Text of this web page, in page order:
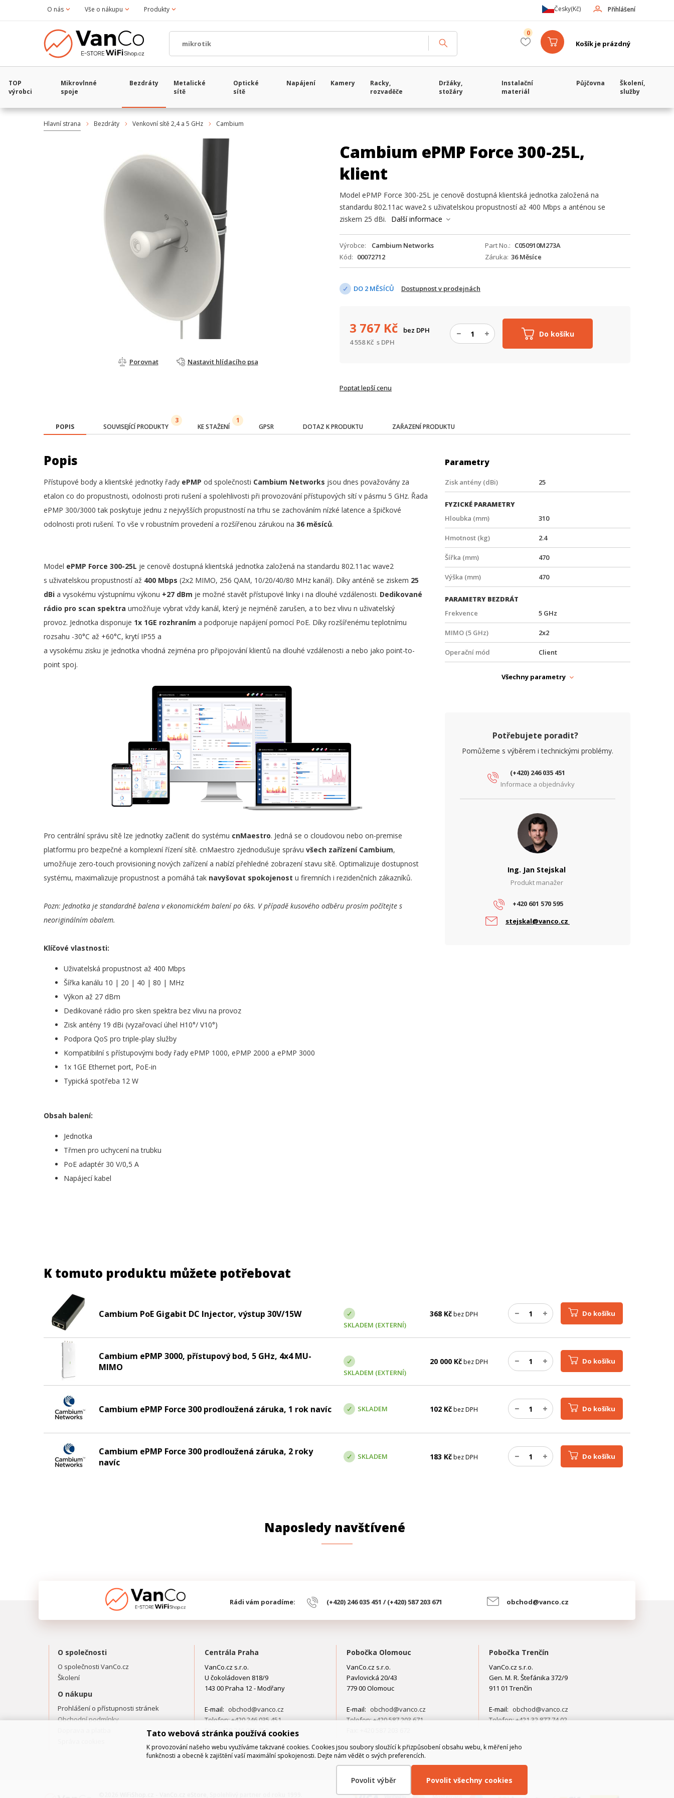
O nás Vše o nákupu Produkty Přihlášení
Česky(Kč)
Košík je prázdný
0
TOP
výrobci
Mikrovlnné
spoje
Bezdráty
Metalické
sítě
Optické
sítě
Napájení Kamery
Racky,
rozvaděče
Držáky,
stožáry
Instalační
materiál
Půjčovna
Školení,
služby
Hlavní strana Bezdráty Venkovní sítě 2,4 a 5 GHz Cambium
Porovnat Nastavit hlídacího psa
Cambium ePMP Force 300-25L,
klient
Model ePMP Force 300-25L je cenově dostupná klientská jednotka založená na
standardu 802.11ac wave2 s uživatelskou propustností až 400 Mbps a anténou se
ziskem 25 dBi.
Další informace
Výrobce Cambium Networks Part No.
C050910M273A
Kód
00072712 Záruka 36 Měsíce
DO 2 MĚSÍCŮ Dostupnost v prodejnách
Do košíku
3 767 Kč
bez DPH
4 558Kč s DPH
Poptat lepší cenu
POPIS SOUVISEJÍCÍ PRODUKTY
3
KE STAŽENÍ
1
GPSR DOTAZ K PRODUKTU ZAŘAZENÍ PRODUKTU
Popis
Přístupové body a klientské jednotky řady ePMP od společnosti Cambium Networks jsou dnes považovány za
etalon co do propustnosti, odolnosti proti rušení a spolehlivosti při provozování přístupových sítí v pásmu 5 GHz. Řada
ePMP 300/3000 tak poskytuje jednu z nejvyšších propustností na trhu se zachováním nízké latence a špičkové
odolnosti proti rušení. To vše v robustním provedení a rozšířenou zárukou na 36 měsíců.
Model ePMP Force 300-25L je cenově dostupná klientská jednotka založená na standardu 802.11ac wave2
s uživatelskou propustností až 400 Mbps (2x2 MIMO, 256 QAM, 10/20/40/80 MHz kanál). Díky anténě se ziskem 25
dBi a vysokému výstupnímu výkonu +27 dBm je možné stavět přístupové linky i na dlouhé vzdálenosti. Dedikované
rádio pro scan spektra umožňuje vybrat vždy kanál, který je nejméně zarušen, a to bez vlivu n uživatelský
provoz. Jednotka disponuje 1x 1GE rozhraním a podporuje napájení pomocí PoE. Díky rozšířenému teplotnímu
rozsahu -30°C až +60°C, krytí IP55 a
a vysokému zisku je jednotka vhodná zejména pro připojování klientů na dlouhé vzdálenosti a nebo jako point-to-
point spoj.
Pro centrální správu sítě lze jednotky začlenit do systému cnMaestro. Jedná se o cloudovou nebo on-premise
platformu pro bezpečné a komplexní řízení sítě. cnMaestro zjednodušuje správu všech zařízení Cambium,
umožňuje zero-touch provisioning nových zařízení a nabízí přehledné zobrazení stavu sítě. Optimalizuje dostupnost
systému, maximalizuje propustnost a pomáhá tak navyšovat spokojenost u firemních i rezidenčních zákazníků.
Pozn: Jednotka je standardně balena v ekonomickém balení po 6ks. V případě kusového odběru prosím počítejte s
neoriginálním obalem.
Klíčové vlastnosti:
Uživatelská propustnost až 400 Mbps
Šířka kanálu 10 | 20 | 40 | 80 | MHz
Výkon až 27 dBm
Dedikované rádio pro sken spektra bez vlivu na provoz
Zisk antény 19 dBi (vyzařovací úhel H10°/ V10°)
Podpora QoS pro triple-play služby
Kompatibilní s přístupovými body řady ePMP 1000, ePMP 2000 a ePMP 3000
1x 1GE Ethernet port, PoE-in
Typická spotřeba 12 W
Obsah balení:
Jednotka
Třmen pro uchycení na trubku
PoE adaptér 30 V/0,5 A
Napájecí kabel
Parametry
Zisk antény (dBi) 25
FYZICKÉ PARAMETRY
Hloubka (mm)
310
Hmotnost (kg) 2.4
Šířka (mm) 470
Výška (mm) 470
PARAMETRY BEZDRÁT
Frekvence
5 GHz
MIMO (5 GHz) 2x2
Operační mód Client
Počet SFP (1G) portů 0
PARAMETRY NAPÁJENÍ
Všechny parametry
Potřebujete poradit?
Pomůžeme s výběrem i technickými problémy.
(+420) 246 035 451
Informace a objednávky
Ing. Jan Stejskal
Produkt manažer
+420 601 570 595
stejskal@vanco.cz
K tomuto produktu můžete potřebovat
Cambium PoE Gigabit DC Injector, výstup 30V/15W
SKLADEM (EXTERNÍ)
368 Kčbez DPH Do košíku
Cambium ePMP 3000, přístupový bod, 5 GHz, 4x4 MU-
MIMO
SKLADEM (EXTERNÍ)
20 000 Kčbez DPH Do košíku
Cambium ePMP Force 300 prodloužená záruka, 1 rok navíc SKLADEM 102 Kčbez DPH Do košíku
Cambium ePMP Force 300 prodloužená záruka, 2 roky
navíc
SKLADEM 183 Kčbez DPH Do košíku
Naposledy navštívené
Rádi vám poradíme: (+420) 246 035 451 / (+420) 587 203 671 obchod@vanco.cz
O společnosti
O společnosti VanCo.cz
Školení
O nákupu
Prohlášení o přístupnosti stránek
Obchodní podmínky
Centrála Praha
VanCo.cz s.r.o.
U čokoládoven 818/9
143 00 Praha 12 - Modřany
E-mail: obchod@vanco.cz
Telefon: +420 246 035 451
Fax: +420 246 035 450
Pobočka Olomouc
VanCo.cz s.r.o.
Pavlovická 20/43
779 00 Olomouc
E-mail: obchod@vanco.cz
Telefon: +420 587 203 671
Pobočka Trenčín
VanCo.cz s.r.o.
Gen. M. R. Štefánika 372/9
911 01 Trenčín
E-mail: obchod@vanco.cz
Telefon: +421 32 877 74 02
Tato webová stránka používá cookies
K provozování našeho webu využíváme takzvané cookies. Cookies jsou soubory sloužící k přizpůsobení obsahu webu, k měření jeho
funkčnosti a obecně k zajištění vaší maximální spokojenosti. Dejte nám vědět o svých preferencích.
Povolit výběr Povolit všechny cookies